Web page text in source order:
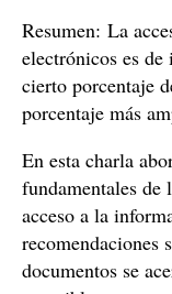
Resumen: La
electrónicos es
cierto porcentaje
porcentaje más
En esta charla
fundamentales de
acceso a la
recomendaciones
documentos se